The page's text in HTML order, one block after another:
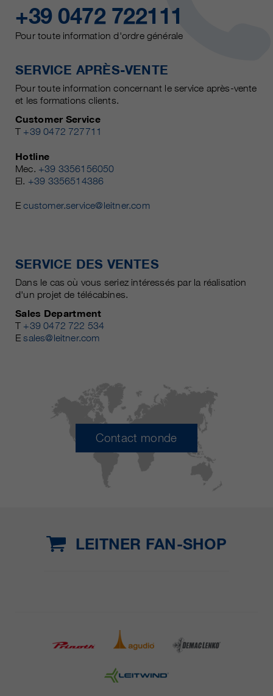
+39 0472 722111
Pour toute information d'ordre générale
SERVICE APRÈS-VENTE
Pour toute information concernant le service après-vente
et les formations clients.
Customer Service
T +39 0472 727711
Hotline
Mec. +39 3356156050
El. +39 3356514386
Ecustomer.service@leitner.com
SERVICE DES VENTES
Dans le cas où vous seriez intéressés par la réalisation
d'un projet de télécabines.
Sales Department
T +39 0472 722 534
Esales@leitner.com
Contact monde
LEITNER FAN-SHOP